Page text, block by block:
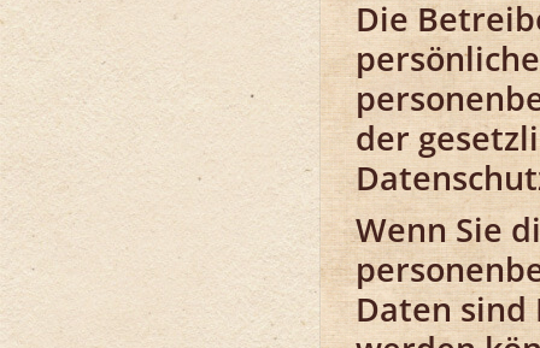
Die
der
Wenn Sie
Daten